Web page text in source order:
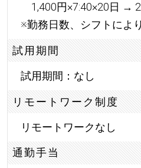
1,400円×7:40×20日 →
※勤務日数、シフトによ
試用期間
試用期間：なし
リモートワーク制度
リモートワークなし
通勤手当